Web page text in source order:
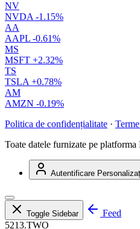
NV
NVDA -1.15%
AA
AAPL -0.61%
MS
MSFT +2.32%
TS
TSLA +0.78%
AM
AMZN -0.19%
Politica de confidențialitate ·
Toate datele furnizate pe
Autentificare
Toggle Sidebar
Feed
5213.TWO